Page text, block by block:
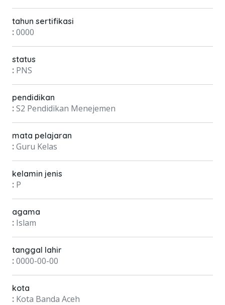
tahun sertifikasi
:0000
status
: PNS
pendidikan
:S2 Pendidikan Menejemen
mata pelajaran
:Guru Kelas
kelamin jenis
: P
agama
: Islam
tanggal lahir
:0000-00-00
kota
: Kota Banda Aceh